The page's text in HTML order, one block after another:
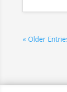
« Older